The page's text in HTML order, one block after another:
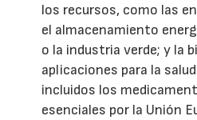
los recursos, como las
el almacenamiento
o la industria verde; y la
aplicaciones para la
incluidos los
esenciales por la Unión